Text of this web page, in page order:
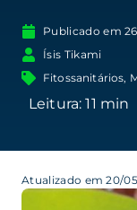
Publicado em
Ísis Tikami
Fitossanitários,
Atualizado em 20/